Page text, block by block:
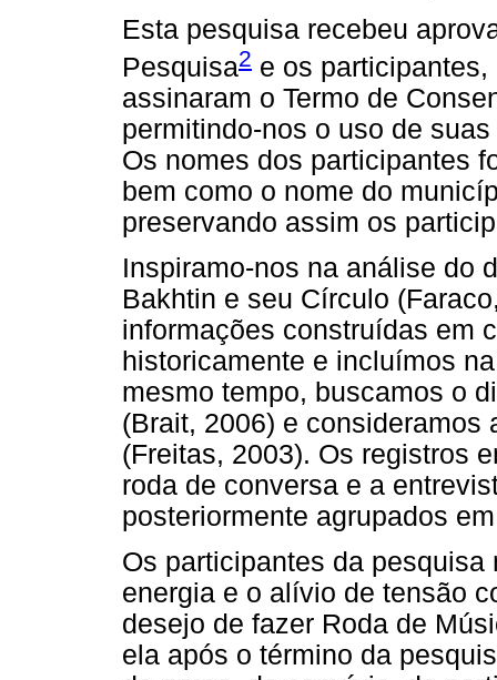
Esta pesquisa recebeu
Pesquisa2 e os
assinaram o Termo de
permitindo-nos o uso de
Os nomes dos participantes
bem como o nome do
preservando assim os
Inspiramo-nos na análise do
Bakhtin e seu Círculo
informações construídas em
historicamente e incluímos
mesmo tempo, buscamos o
(Brait, 2006) e
(Freitas, 2003). Os registros
roda de conversa e a
posteriormente agrupados
Os participantes da
energia e o alívio de tensão
desejo de fazer Roda de
ela após o término da